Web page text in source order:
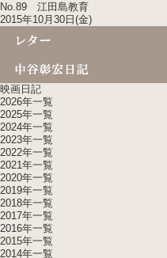
No.89 江田島教育
2015年10月30日(金)
映画日記
2026年一覧
2025年一覧
2024年一覧
2023年一覧
2022年一覧
2021年一覧
2020年一覧
2019年一覧
2018年一覧
2017年一覧
2016年一覧
2015年一覧
2014年一覧